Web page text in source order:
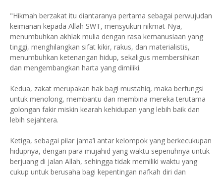
"Hikmah berzakat itu diantaranya pertama sebagai perwujudan
keimanan kepada Allah SWT, mensyukuri nikmat-Nya,
menumbuhkan akhlak mulia dengan rasa kemanusiaan yang
tinggi, menghilangkan sifat kikir, rakus, dan materialistis,
menumbuhkan ketenangan hidup, sekaligus membersihkan
dan mengembangkan harta yang dimiliki.
Kedua, zakat merupakan hak bagi mustahiq, maka berfungsi
untuk menolong, membantu dan membina mereka terutama
golongan fakir miskin kearah kehidupan yang lebih baik dan
lebih sejahtera.
Ketiga, sebagai pilar jama’i antar kelompok yang berkecukupan
hidupnya, dengan para mujahid yang waktu sepenuhnya untuk
berjuang di jalan Allah, sehingga tidak memiliki waktu yang
cukup untuk berusaha bagi kepentingan nafkah diri dan